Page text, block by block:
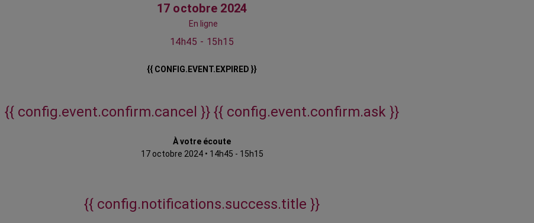
17 octobre 2024
En ligne
14h45 - 15h15
{{ CONFIG.EVENT.EXPIRED }}
{{ config.event.confirm.cancel }} {{ config.event.confirm.ask }}
À votre écoute
17 octobre 2024• 14h45 - 15h15
{{ config.notifications.success.title }}